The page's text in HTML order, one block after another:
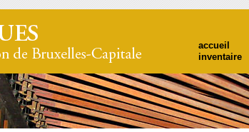
accueil
inventaire